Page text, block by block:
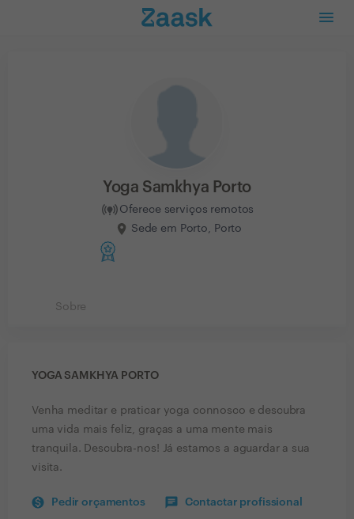
Yoga Samkhya Porto
Oferece serviços remotos
Sede em Porto, Porto
Sobre
YOGA SAMKHYA PORTO
Venha meditar e praticar yoga connosco e descubra
uma vida mais feliz, graças a uma mente mais
tranquila. Descubra-nos! Já estamos a aguardar a sua
visita.
Pedir orçamentos Contactar profissional